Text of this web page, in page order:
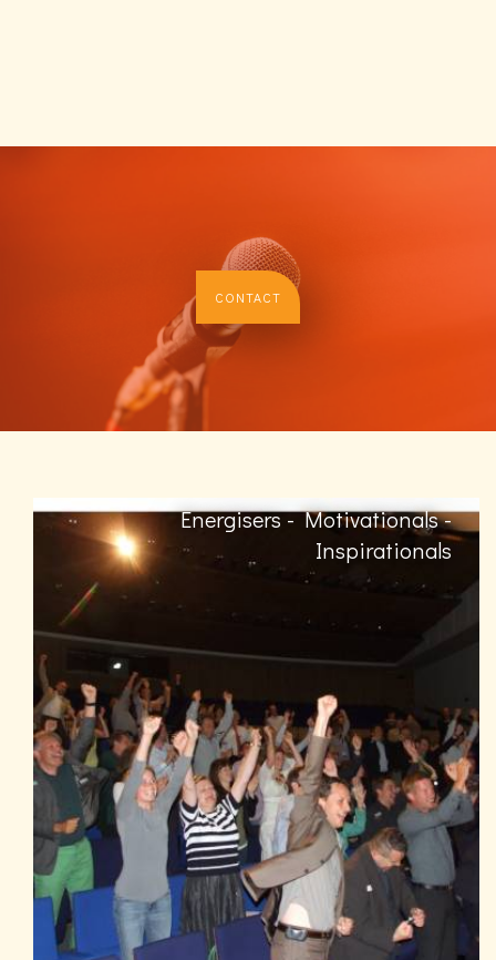
CONTACT
Energisers - Motivationals -
Inspirationals